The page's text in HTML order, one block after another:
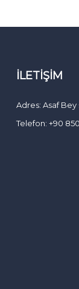
İLETIŞIM
Adres: Asaf Bey
Telefon: +90